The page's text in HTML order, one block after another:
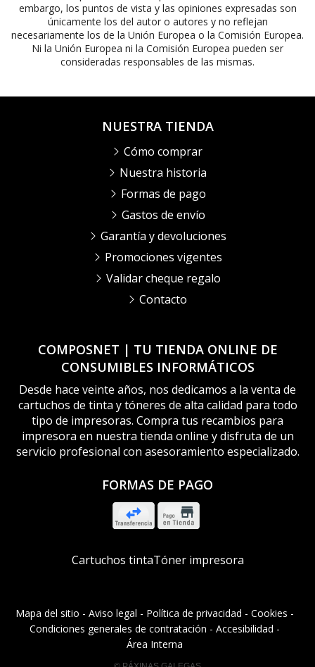
embargo, los puntos de vista y las opiniones expresadas son
únicamente los del autor o autores y no reflejan
necesariamente los de la Unión Europea o la Comisión Europea.
Ni la Unión Europea ni la Comisión Europea pueden ser
consideradas responsables de las mismas.
COMPOSNET | TU TIENDA ONLINE DE
CONSUMIBLES INFORMÁTICOS
Desde hace veinte años, nos dedicamos a la venta de
cartuchos de tinta y tóneres de alta calidad para todo
tipo de impresoras. Compra tus recambios para
impresora en nuestra tienda online y disfruta de un
servicio profesional con asesoramiento especializado.
FORMAS DE PAGO
NUESTRA TIENDA
Cómo comprar
Nuestra historia
Formas de pago
Gastos de envío
Garantía y devoluciones
Promociones vigentes
Validar cheque regalo
Contacto
Cartuchos tintaTóner impresora
Mapa del sitio - Aviso legal - Política de privacidad - Cookies -
Condiciones generales de contratación - Accesibilidad -
Área Interna